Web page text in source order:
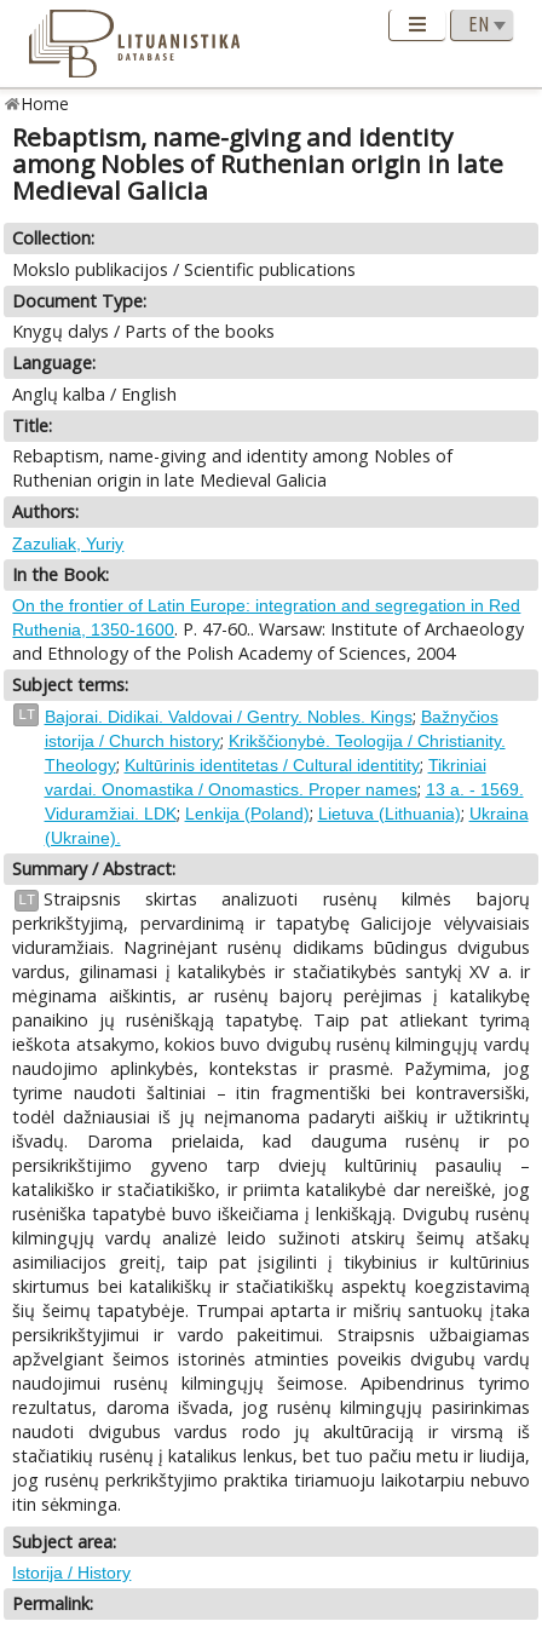
Home
Rebaptism, name-giving and identity
among Nobles of Ruthenian origin in late
Medieval Galicia
Collection:
Mokslo publikacijos / Scientific publications
Document Type:
Knygų dalys / Parts of the books
Language:
Anglų kalba / English
Title:
Rebaptism, name-giving and identity among Nobles of
Ruthenian origin in late Medieval Galicia
Authors:
Zazuliak, Yuriy
In the Book:
On the frontier of Latin Europe: integration and segregation in Red
Ruthenia, 1350-1600. P. 47-60.. Warsaw: Institute of Archaeology
and Ethnology of the Polish Academy of Sciences, 2004
Subject terms:
LT Bajorai. Didikai. Valdovai / Gentry. Nobles. Kings; Bažnyčios
istorija / Church history; Krikščionybė. Teologija / Christianity.
Theology; Kultūrinis identitetas / Cultural identitity; Tikriniai
vardai. Onomastika / Onomastics. Proper names; 13 a. - 1569.
Viduramžiai. LDK; Lenkija (Poland); Lietuva (Lithuania); Ukraina
(Ukraine).
Summary / Abstract:
LT Straipsnis skirtas analizuoti rusėnų kilmės bajorų
perkrikštyjimą, pervardinimą ir tapatybę Galicijoje vėlyvaisiais
viduramžiais. Nagrinėjant rusėnų didikams būdingus dvigubus
vardus, gilinamasi į katalikybės ir stačiatikybės santykį XV a. ir
mėginama aiškintis, ar rusėnų bajorų perėjimas į katalikybę
panaikino jų rusėniškąją tapatybę. Taip pat atliekant tyrimą
ieškota atsakymo, kokios buvo dvigubų rusėnų kilmingųjų vardų
naudojimo aplinkybės, kontekstas ir prasmė. Pažymima, jog
tyrime naudoti šaltiniai – itin fragmentiški bei kontraversiški,
todėl dažniausiai iš jų neįmanoma padaryti aiškių ir užtikrintų
išvadų. Daroma prielaida, kad dauguma rusėnų ir po
persikrikštijimo gyveno tarp dviejų kultūrinių pasaulių –
katalikiško ir stačiatikiško, ir priimta katalikybė dar nereiškė, jog
rusėniška tapatybė buvo iškeičiama į lenkiškąją. Dvigubų rusėnų
kilmingųjų vardų analizė leido sužinoti atskirų šeimų atšakų
asimiliacijos greitį, taip pat įsigilinti į tikybinius ir kultūrinius
skirtumus bei katalikiškų ir stačiatikiškų aspektų koegzistavimą
šių šeimų tapatybėje. Trumpai aptarta ir mišrių santuokų įtaka
persikrikštyjimui ir vardo pakeitimui. Straipsnis užbaigiamas
apžvelgiant šeimos istorinės atminties poveikis dvigubų vardų
naudojimui rusėnų kilmingųjų šeimose. Apibendrinus tyrimo
rezultatus, daroma išvada, jog rusėnų kilmingųjų pasirinkimas
naudoti dvigubus vardus rodo jų akultūraciją ir virsmą iš
stačiatikių rusėnų į katalikus lenkus, bet tuo pačiu metu ir liudija,
jog rusėnų perkrikštyjimo praktika tiriamuoju laikotarpiu nebuvo
itin sėkminga.
Subject area:
Istorija / History
Permalink: